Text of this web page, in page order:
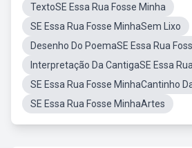
TextoSE Essa Rua Fosse Minha
SE Essa Rua Fosse MinhaSem Lixo
Desenho Do PoemaSE Essa Rua
Interpretação Da CantigaSE Essa
SE Essa Rua Fosse MinhaCantinho
SE Essa Rua Fosse MinhaArtes